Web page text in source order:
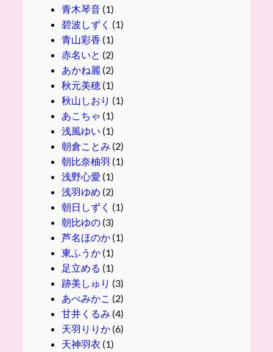
青木琴音(1)
碧波しずく (1)
青山彩香 (1)
赤名いと (2)
あかね麗 (2)
秋元美穂(1)
秋山しおり (1)
あこちゃ (1)
浅風ゆい (1)
朝倉ことみ (2)
朝比奈柚羽 (1)
浅野心愛 (1)
浅羽ゆめ (2)
朝日しずく (1)
朝比ゆの(3)
芦名ほのか(1)
東ふうか(1)
足立める (1)
跡美しゅり (3)
あべみかこ (2)
甘井くるみ (4)
天羽りりか(6)
天神羽衣 (1)